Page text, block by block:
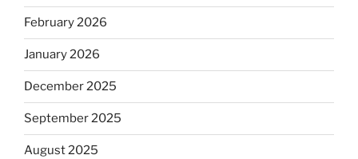
February 2026
January 2026
December 2025
September 2025
August 2025